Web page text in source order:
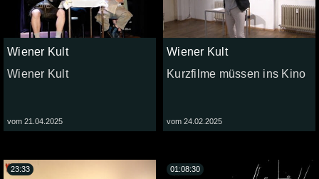
Wiener Kult
Wiener Kult
vom 21.04.2025
Wiener Kult
Kurzfilme müssen ins Kino
vom 24.02.2025
23:33 01:08:30